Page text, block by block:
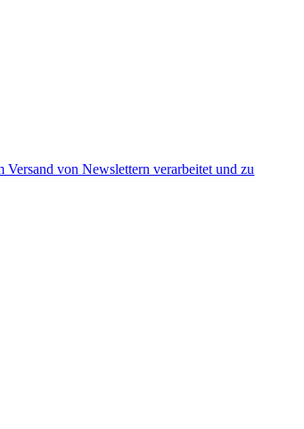
von Newslettern verarbeitet und zu